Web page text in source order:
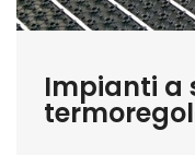
Impianti a